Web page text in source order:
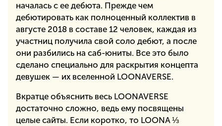
началась с ее дебюта. Прежде чем
дебютировать как полноценный коллектив в
августе 2018 в составе 12 человек, каждая из
участниц получила свой соло дебют, а после
они разбились на саб-юниты. Все это было
сделано специально для раскрытия концепта
девушек — их вселенной LOONAVERSE.
Вкратце объяснить весь LOONAVERSE
достаточно сложно, ведь ему посвящены
целые сайты. Если коротко, то LOONA ⅓